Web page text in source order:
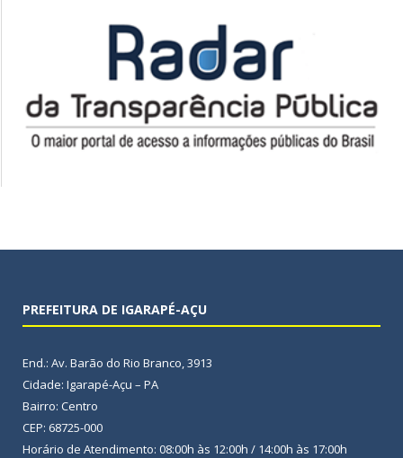
PREFEITURA DE IGARAPÉ-AÇU
End.: Av. Barão do Rio Branco, 3913
Cidade: Igarapé-Açu – PA
Bairro: Centro
CEP: 68725-000
Horário de Atendimento: 08:00h às 12:00h / 14:00h às 17:00h